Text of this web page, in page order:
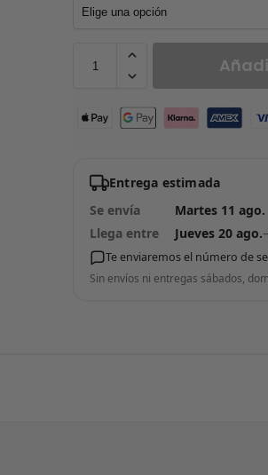
Entrega estimada
Se envía
Martes 11 ago.
Llega entre
Jueves 20 ago.
Te enviaremos el número de
Sin envíos ni entregas sábados,